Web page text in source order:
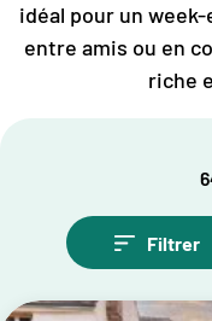
idéal pour un
entre amis ou en
riche
Filtrer